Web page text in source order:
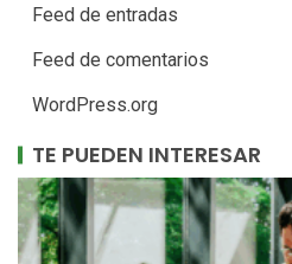
Feed de entradas
Feed de comentarios
WordPress.org
TE PUEDEN INTERESAR